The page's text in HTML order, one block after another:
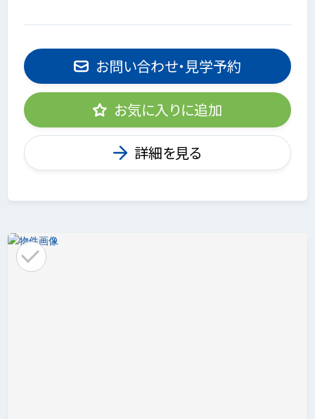
お問い合わせ・見学予約
お気に入りに追加
詳細を見る